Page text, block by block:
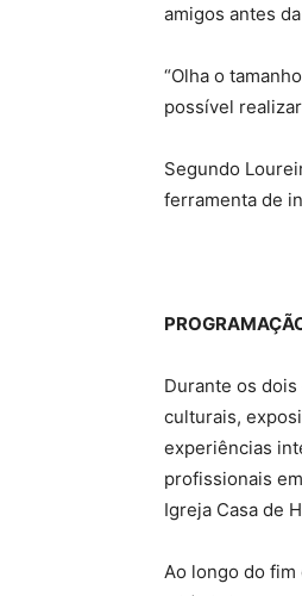
amigos antes
“Olha o
possível
Segundo
ferramenta de
Durante os
culturais,
experiências
profissionais
Igreja Casa de
Ao longo do fim